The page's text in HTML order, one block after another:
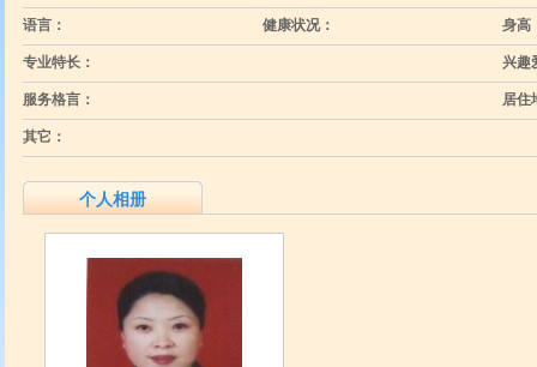
语言： 健康状况： 身高
专业特长： 兴趣
服务格言： 居住
其它：
个人相册